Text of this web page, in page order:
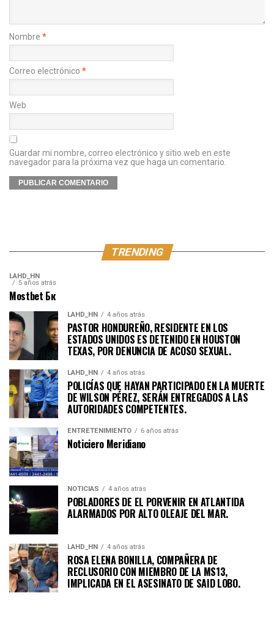
Nombre *
Correo electrónico *
Web
Guardar mi nombre, correo electrónico y sitio web en este
navegador para la próxima vez que haga un comentario.
TRENDING
LAHD_HN
5 años atrás
Mostbet Бк
LAHD_HN 4 años atrás
PASTOR HONDUREÑO, RESIDENTE EN LOS
ESTADOS UNIDOS ES DETENIDO EN HOUSTON
TEXAS, POR DENUNCIA DE ACOSO SEXUAL.
LAHD_HN 4 años atrás
POLICÍAS QUE HAYAN PARTICIPADO EN LA MUERTE
DE WILSON PÉREZ, SERÁN ENTREGADOS A LAS
AUTORIDADES COMPETENTES.
ENTRETENIMIENTO 6 años atrás
Noticiero Meridiano
NOTICIAS 4 años atrás
POBLADORES DE EL PORVENIR EN ATLANTIDA
ALARMADOS POR ALTO OLEAJE DEL MAR.
LAHD_HN 4 años atrás
ROSA ELENA BONILLA, COMPAÑERA DE
RECLUSORIO CON MIEMBRO DE LA MS13,
IMPLICADA EN EL ASESINATO DE SAID LOBO.